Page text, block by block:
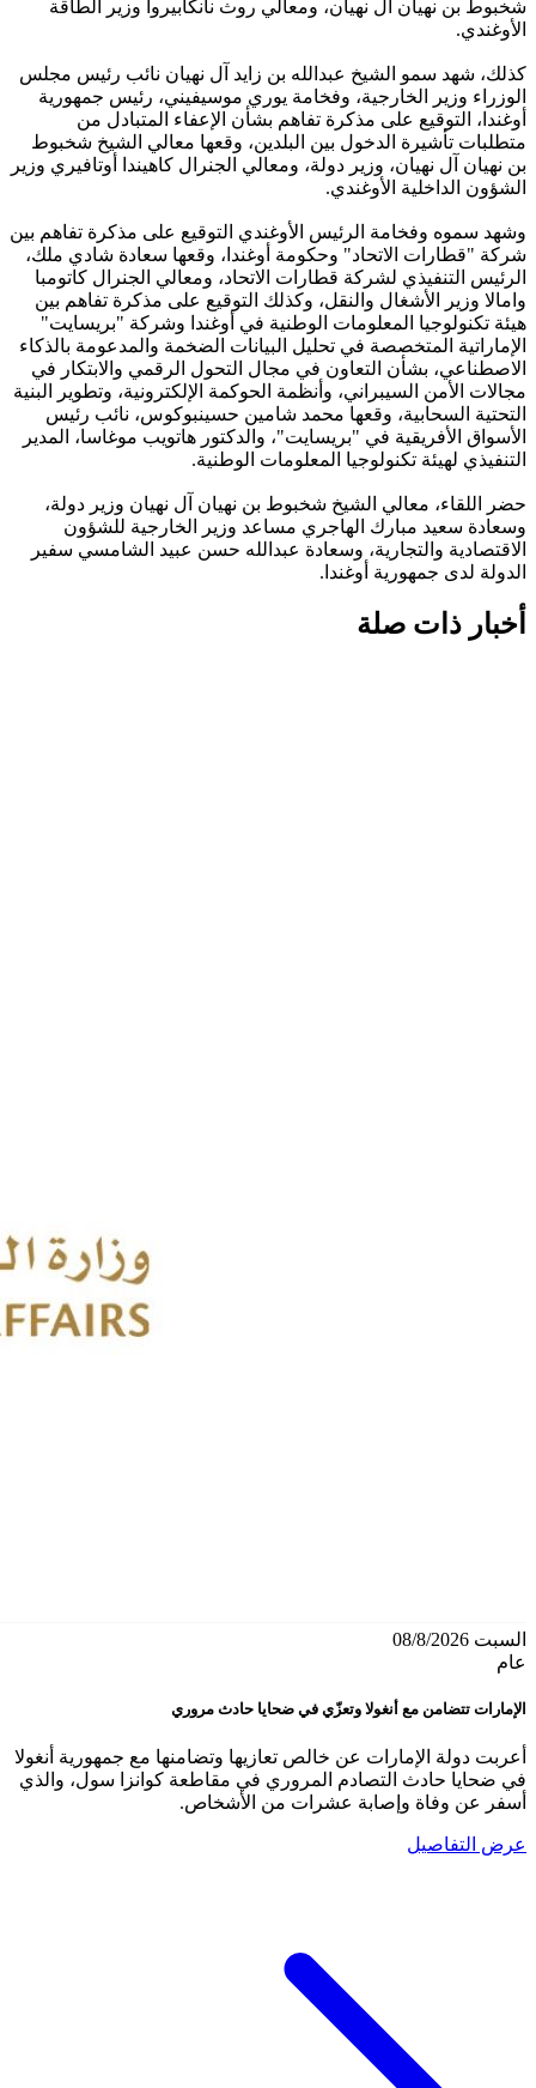
شخبوط بن نهيان آل نهيان، ومعالي روث نانكابيروا وزير الطاقة
الأوغندي.
كذلك، شهد سمو الشيخ عبدالله بن زايد آل نهيان نائب رئيس مجلس
الوزراء وزير الخارجية، وفخامة يوري موسيفيني، رئيس جمهورية
أوغندا، التوقيع على مذكرة تفاهم بشأن الإعفاء المتبادل من
متطلبات تأشيرة الدخول بين البلدين، وقعها معالي الشيخ شخبوط
بن نهيان آل نهيان، وزير دولة، ومعالي الجنرال كاهيندا أوتافيري وزير
الشؤون الداخلية الأوغندي.
وشهد سموه وفخامة الرئيس الأوغندي التوقيع على مذكرة تفاهم بين
شركة "قطارات الاتحاد" وحكومة أوغندا، وقعها سعادة شادي ملك،
الرئيس التنفيذي لشركة قطارات الاتحاد، ومعالي الجنرال كاتومبا
وامالا وزير الأشغال والنقل، وكذلك التوقيع على مذكرة تفاهم بين
هيئة تكنولوجيا المعلومات الوطنية في أوغندا وشركة "بريسايت"
الإماراتية المتخصصة في تحليل البيانات الضخمة والمدعومة بالذكاء
الاصطناعي، بشأن التعاون في مجال التحول الرقمي والابتكار في
مجالات الأمن السيبراني، وأنظمة الحوكمة الإلكترونية، وتطوير البنية
التحتية السحابية، وقعها محمد شامين حسينبوكوس، نائب رئيس
الأسواق الأفريقية في "بريسايت"، والدكتور هاتويب موغاسا، المدير
التنفيذي لهيئة تكنولوجيا المعلومات الوطنية.
حضر اللقاء، معالي الشيخ شخبوط بن نهيان آل نهيان وزير دولة،
وسعادة سعيد مبارك الهاجري مساعد وزير الخارجية للشؤون
الاقتصادية والتجارية، وسعادة عبدالله حسن عبيد الشامسي سفير
الدولة لدى جمهورية أوغندا.
أخبار ذات صلة
السبت 08/8/2026
عام
الإمارات تتضامن مع أنغولا وتعزّي في ضحايا حادث مروري
أعربت دولة الإمارات عن خالص تعازيها وتضامنها مع جمهورية أنغولا
في ضحايا حادث التصادم المروري في مقاطعة كوانزا سول، والذي
أسفر عن وفاة وإصابة عشرات من الأشخاص.
عرض التفاصيل